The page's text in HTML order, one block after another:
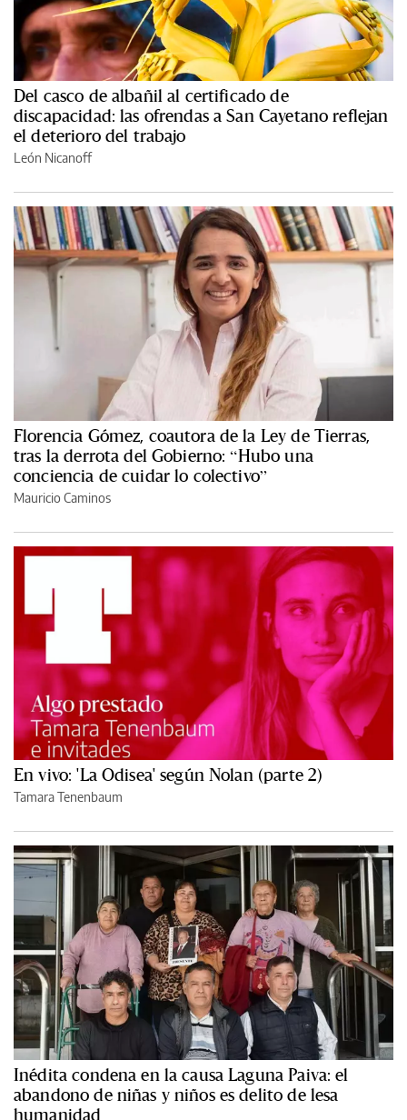
Del casco de albañil al certificado de
discapacidad: las ofrendas a San Cayetano reflejan
el deterioro del trabajo
León Nicanoff
Florencia Gómez, coautora de la Ley de Tierras,
tras la derrota del Gobierno: “Hubo una
conciencia de cuidar lo colectivo”
Mauricio Caminos
En vivo: 'La Odisea' según Nolan (parte 2)
Tamara Tenenbaum
Inédita condena en la causa Laguna Paiva: el
abandono de niñas y niños es delito de lesa
humanidad